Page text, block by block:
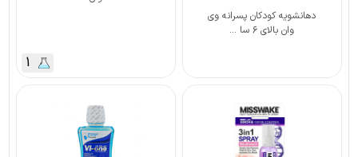
دهانشویه کودکان پسرانه وی
وان بالای ۶ سا ...
1